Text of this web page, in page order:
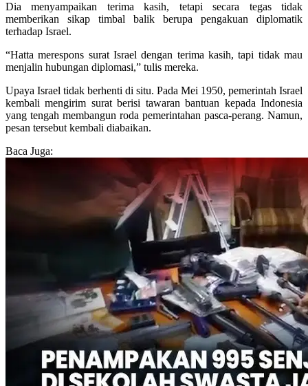
Dia menyampaikan terima kasih, tetapi secara tegas tidak
memberikan sikap timbal balik berupa pengakuan diplomatik
terhadap Israel.
“Hatta merespons surat Israel dengan terima kasih, tapi tidak mau
menjalin hubungan diplomasi,” tulis mereka.
Upaya Israel tidak berhenti di situ. Pada Mei 1950, pemerintah Israel
kembali mengirim surat berisi tawaran bantuan kepada Indonesia
yang tengah membangun roda pemerintahan pasca-perang. Namun,
pesan tersebut kembali diabaikan.
Baca Juga: